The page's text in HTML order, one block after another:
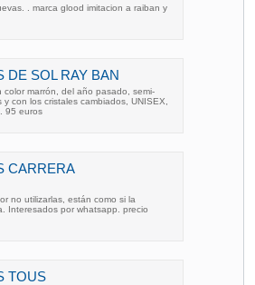
. marca glood imitacion a raiban y
DE SOL RAY BAN
marrón, del año pasado, semi-
con los cristales cambiados, UNISEX,
95 euros
CARRERA
no utilizarlas, están como si la
Interesados por whatsapp. precio
TOUS